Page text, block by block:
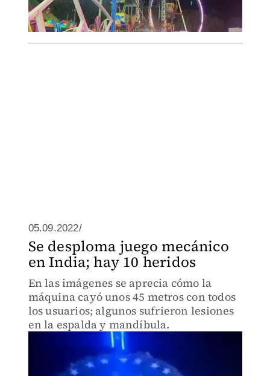
05.09.2022/
Se desploma juego mecánico
en India; hay 10 heridos
En las imágenes se aprecia cómo la
máquina cayó unos 45 metros con todos
los usuarios; algunos sufrieron lesiones
en la espalda y mandíbula.